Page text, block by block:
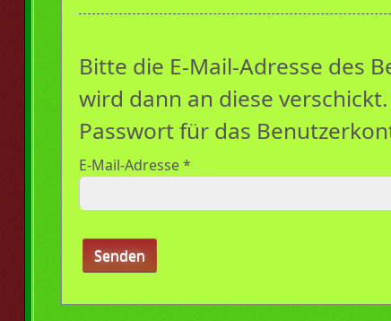
Bitte die E-Mail-Adresse des
wird dann an diese
Passwort für das
E-Mail-Adresse*
Senden